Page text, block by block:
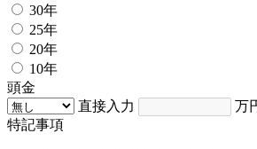
30年
25年
20年
10年
頭金
直接入力
万
特記事項